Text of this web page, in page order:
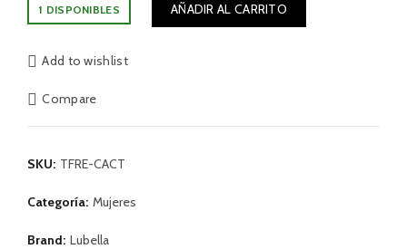
1 DISPONIBLES AÑADIR AL CARRITO
Add to wishlist
Compare
SKU: TFRE-CACT
Categoría: Mujeres
Brand: Lubella